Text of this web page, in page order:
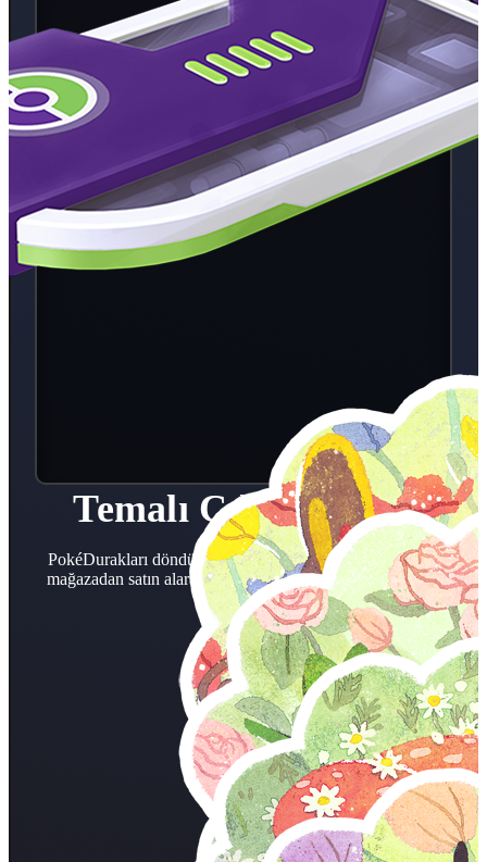
Temalı Çıkartmalar
PokéDurakları döndürerek, Hediyeleri açarak ve oyun içi
mağazadan satın alarak temalı çıkartmaları edinebilirsiniz.